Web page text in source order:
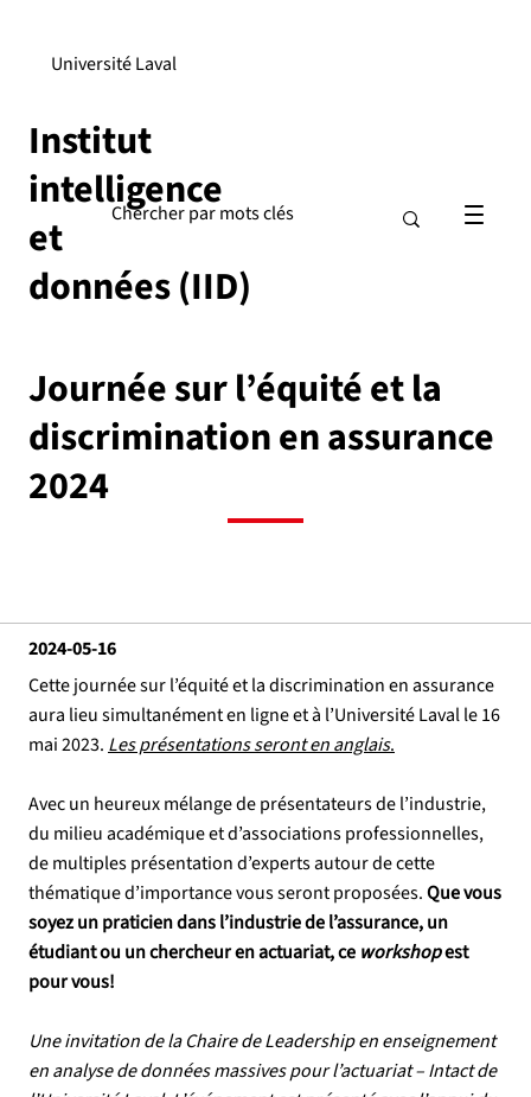
Institut
intelligence
et
données (IID)
Université Laval
Journée sur l’équité et la
discrimination en assurance
2024
2024-05-16
Cette journée sur l’équité et la discrimination en assurance
aura lieu simultanément en ligne et à l’Université Laval le 16
mai 2023. Les présentations seront en anglais.
Avec un heureux mélange de présentateurs de l’industrie,
du milieu académique et d’associations professionnelles,
de multiples présentation d’experts autour de cette
thématique d’importance vous seront proposées.Que vous
soyez un praticien dans l’industrie de l’assurance, un
étudiant ou un chercheur en actuariat, ce workshopest
pour vous!
Une invitation de la Chaire de Leadership en enseignement
en analyse de données massives pour l’actuariat – Intact de